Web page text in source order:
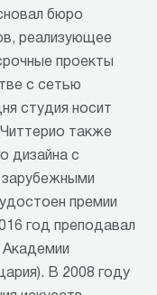
бюро
реализующее
проекты
с сетью
студия носит
также
дизайна с
зарубежными
премии
год преподавал
Академии
В 2008 году